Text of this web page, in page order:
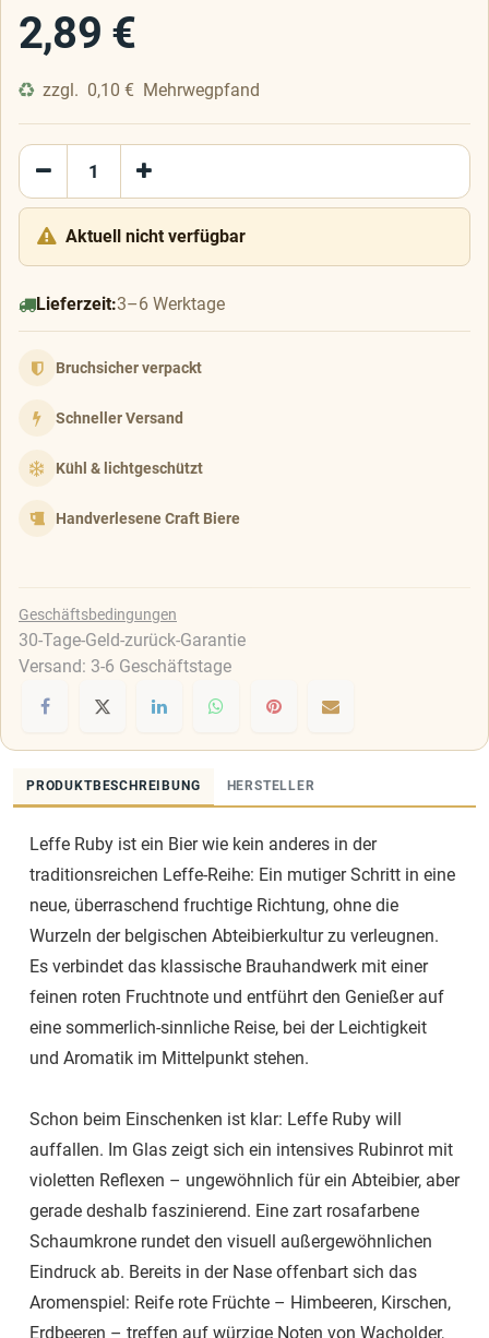
2,89 €
zzgl. 0,10 € Mehrwegpfand
Aktuell nicht verfügbar
Lieferzeit:3–6 Werktage
Bruchsicher verpackt
Schneller Versand
Kühl & lichtgeschützt
Handverlesene Craft Biere
Geschäftsbedingungen
30-Tage-Geld-zurück-Garantie
Versand: 3-6 Geschäftstage
PRODUKTBESCHREIBUNG HERSTELLER
Leffe Ruby ist ein Bier wie kein anderes in der
traditionsreichen Leffe-Reihe: Ein mutiger Schritt in eine
neue, überraschend fruchtige Richtung, ohne die
Wurzeln der belgischen Abteibierkultur zu verleugnen.
Es verbindet das klassische Brauhandwerk mit einer
feinen roten Fruchtnote und entführt den Genießer auf
eine sommerlich-sinnliche Reise, bei der Leichtigkeit
und Aromatik im Mittelpunkt stehen.
Schon beim Einschenken ist klar: Leffe Ruby will
auffallen. Im Glas zeigt sich ein intensives Rubinrot mit
violetten Reflexen – ungewöhnlich für ein Abteibier, aber
gerade deshalb faszinierend. Eine zart rosafarbene
Schaumkrone rundet den visuell außergewöhnlichen
Eindruck ab. Bereits in der Nase offenbart sich das
Aromenspiel: Reife rote Früchte – Himbeeren, Kirschen,
Erdbeeren – treffen auf würzige Noten von Wacholder,